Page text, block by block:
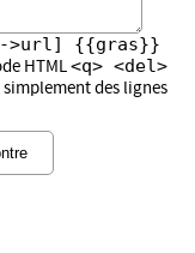
>url] {{gras}}
HTML<q> <del>
des lignes